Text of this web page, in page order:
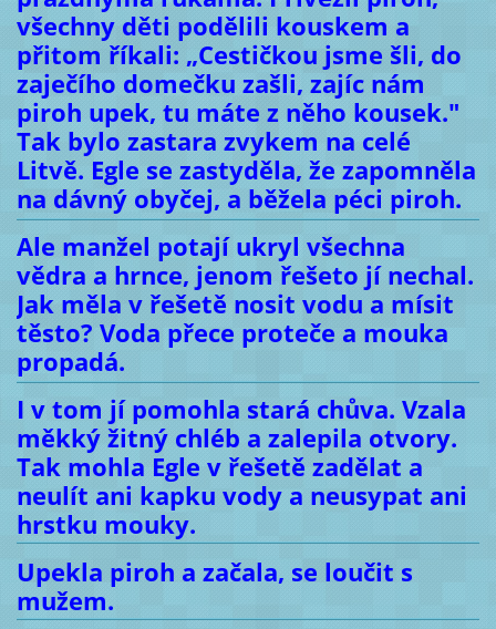
všechny děti podělili kouskem a
přitom říkali: „Cestičkou jsme šli, do
zaječího domečku zašli, zajíc nám
piroh upek, tu máte z něho kousek."
Tak bylo zastara zvykem na celé
Litvě. Egle se zastyděla, že zapomněla
na dávný obyčej, a běžela péci piroh.
Ale manžel potají ukryl všechna
vědra a hrnce, jenom řešeto jí nechal.
Jak měla v řešetě nosit vodu a mísit
těsto? Voda přece proteče a mouka
propadá.
I v tom jí pomohla stará chůva. Vzala
měkký žitný chléb a zalepila otvory.
Tak mohla Egle v řešetě zadělat a
neulít ani kapku vody a neusypat ani
hrstku mouky.
Upekla piroh a začala, se loučit s
mužem.